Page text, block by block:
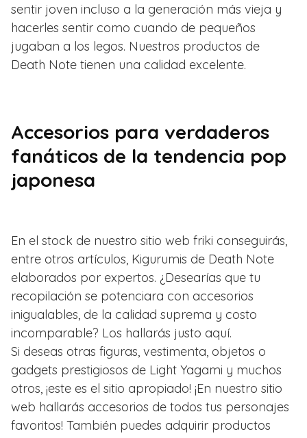
sentir joven incluso a la generación más vieja y
hacerles sentir como cuando de pequeños
jugaban a los legos. Nuestros productos de
Death Note tienen una calidad excelente.
Accesorios para verdaderos
fanáticos de la tendencia pop
japonesa
En el stock de nuestro sitio web friki conseguirás,
entre otros artículos, Kigurumis de Death Note
elaborados por expertos. ¿Desearías que tu
recopilación se potenciara con accesorios
inigualables, de la calidad suprema y costo
incomparable? Los hallarás justo aquí.
Si deseas otras figuras, vestimenta, objetos o
gadgets prestigiosos de Light Yagami y muchos
otros, ¡este es el sitio apropiado! ¡En nuestro sitio
web hallarás accesorios de todos tus personajes
favoritos! También puedes adquirir productos